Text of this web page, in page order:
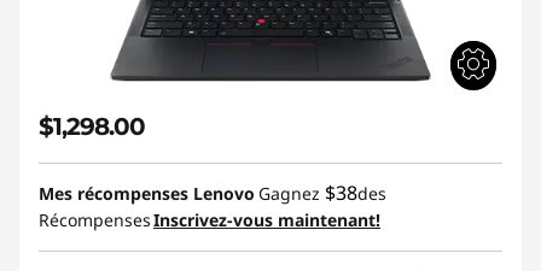
$1,298.00
Mes récompenses Lenovo Gagnez $38des
RécompensesInscrivez-vous maintenant!